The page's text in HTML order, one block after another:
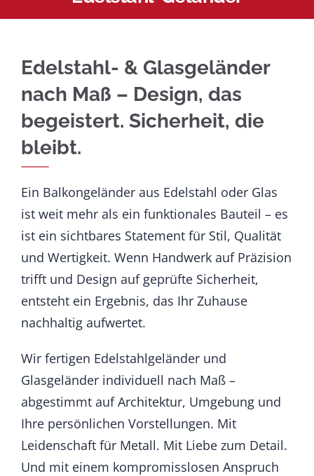
Edelstahl- & Glasgeländer
nach Maß – Design, das
begeistert. Sicherheit, die
bleibt.
Ein Balkongeländer aus Edelstahl oder Glas
ist weit mehr als ein funktionales Bauteil – es
ist ein sichtbares Statement für Stil, Qualität
und Wertigkeit. Wenn Handwerk auf Präzision
trifft und Design auf geprüfte Sicherheit,
entsteht ein Ergebnis, das Ihr Zuhause
nachhaltig aufwertet.
Wir fertigen Edelstahlgeländer und
Glasgeländer individuell nach Maß –
abgestimmt auf Architektur, Umgebung und
Ihre persönlichen Vorstellungen. Mit
Leidenschaft für Metall. Mit Liebe zum Detail.
Und mit einem kompromisslosen Anspruch